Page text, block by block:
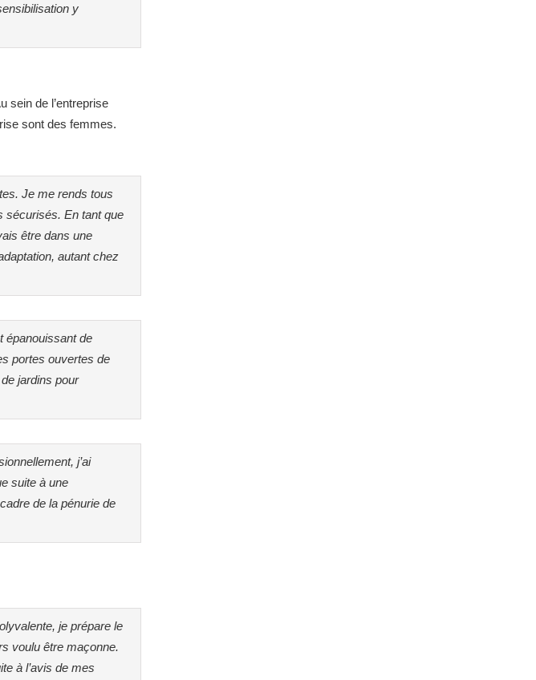
y
sein de l’entreprise
sont des femmes.
Je me rends tous
sécurisés. En tant que
être dans une
autant chez
épanouissant de
portes ouvertes de
jardins pour
j’ai
suite à une
de la pénurie de
je prépare le
voulu être maçonne.
à l’avis de mes